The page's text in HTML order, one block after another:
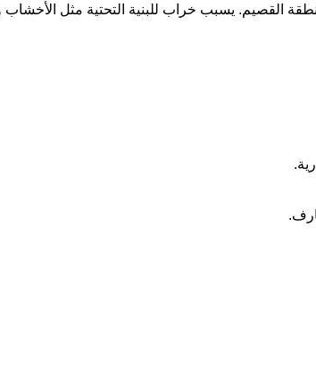
القصيم. يسبب خراب للبنية التحتية مثل الأخشاب